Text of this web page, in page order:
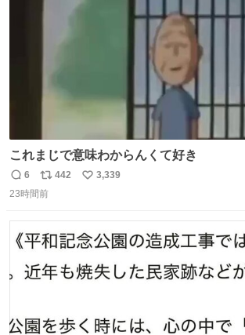
これまじで意味わからんくて好き
返
信
6
リ
ポ
ト
数
442
い
数
3,339
23時間前